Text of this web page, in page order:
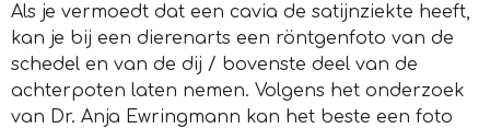
Als je vermoedt dat een cavia de satijnziekte heeft,
kan je bij een dierenarts een röntgenfoto van de
schedel en van de dij / bovenste deel van de
achterpoten laten nemen. Volgens het onderzoek
van Dr. Anja Ewringmann kan het beste een foto